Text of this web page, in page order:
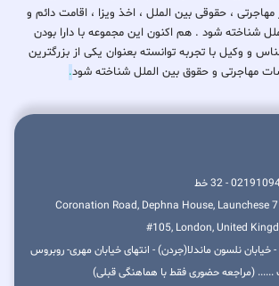
مهاجرتی ، حقوقی بین الملل ، اخذ ویزا ، اقامت دائم و
شناخته شود . هم اکنون این مجموعه با دارا بودن
2640 کارشناس و وکیل با تجربه توانسته بعنوان یکی از بزرگترین
مهاجرتی و حقوق بین الملل شناخته شود.
آدرس دفتر لندن: 7 Coronation Road, Dephna House, Launchese
#105, London, United
- خیابان نلسون ماندلا(جردن) - انتهای خیابان مهری- روبروس
...... (مراجعه حضوری فقط با هماهنگی قبلی)